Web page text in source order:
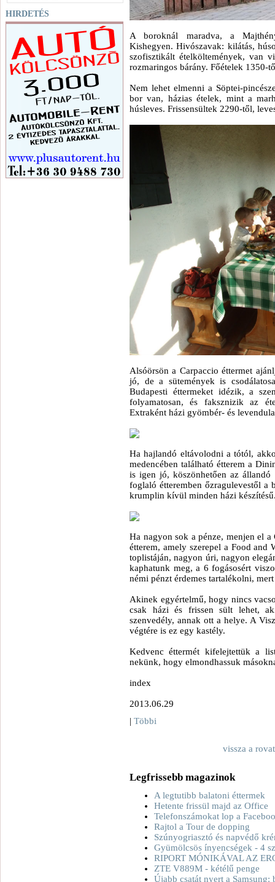
HIRDETÉS
A boroknál maradva, a
Kishegyen. Hivószavak: kilátás,
szofisztikált ételköltemények, van
rozmaringos bárány. Főételek 1350-
Nem lehet elmenni a Söptei-
bor van, házias ételek, mint a
húsleves. Frissensültek 2290-től,
Alsóörsön a Carpaccio éttermet
jó, de a sütemények is
Budapesti éttermeket idézik, a
folyamatosan, és faksznizik az
Extraként házi gyömbér- és
Ha hajlandó eltávolodni a tótól,
medencében található étterem a
is igen jó, köszönhetően az
foglaló étteremben őzragulevestől a
krumplin kívül minden házi
Ha nagyon sok a pénze, menjen el
étterem, amely szerepel a Food and
toplistáján, nagyon úri, nagyon
kaphatunk meg, a 6 fogásosért
némi pénzt érdemes tartalékolni,
Akinek egyértelmű, hogy nincs
csak házi és frissen sült lehet,
szenvedély, annak ott a helye. A
végtére is ez egy kastély.
Kedvenc éttermét kifelejtettük a
nekünk, hogy elmondhassuk
index
2013.06.29
| Többi
vissza a
Legfrissebb magazinok
A legtutibb balatoni éttermek
Hetente frissül majd az Office
Telefonszámokat lop a
Rajtol a Tour de dopping
Szúnyogriasztó és napvédő
Gyümölcsös ínyencségek - 4
RIPORT MÓNIKÁVAL AZ
ZTE V889M - kétélű penge
Újabb csatát nyert a